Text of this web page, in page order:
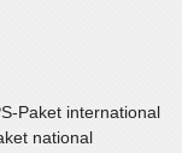
Paket international
national